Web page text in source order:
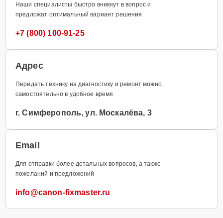
Наши специалисты быстро вникнут в вопрос и
предложат оптимальный вариант решения
+7 (800) 100-91-25
Адрес
Передать технику на диагностику и ремонт можно
самостоятельно в удобное время
г. Симферополь, ул. Москалёва, 3
Email
Для отправки более детальных вопросов, а также
пожеланий и предложений
info@canon-fixmaster.ru